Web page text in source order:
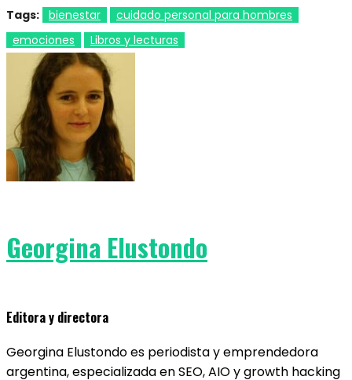
Tags: bienestar
cuidado personal para hombres
emociones
Libros y lecturas
Georgina Elustondo
Editora y directora
Georgina Elustondo es periodista y emprendedora
argentina, especializada en SEO, AIO y growth hacking